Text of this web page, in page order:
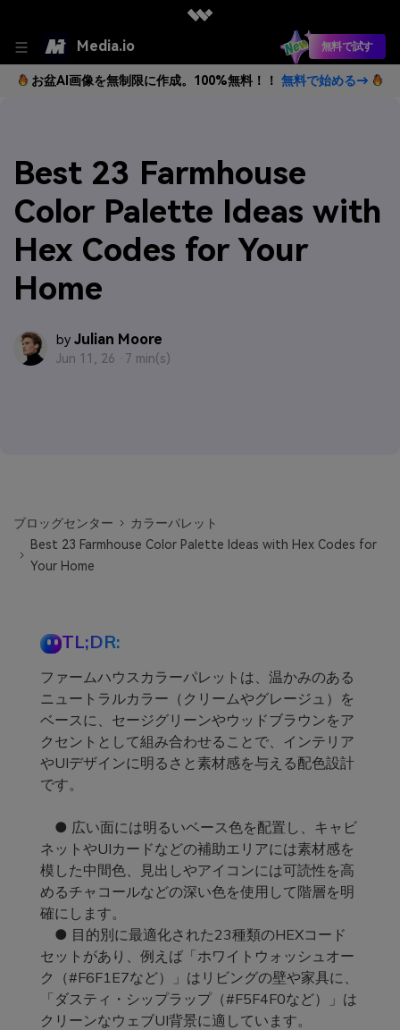
Media.io 無料で試す
お盆AI画像を無制限に作成。100%無料！！ 無料で始める→
Best 23 Farmhouse
Color Palette Ideas with
Hex Codes for Your
Home
by Julian Moore
Jun 11, 26 · 7 min(s)
ブロッグセンター
カラーパレット
Best 23 Farmhouse Color Palette Ideas with Hex Codes for
Your Home
TL;DR:
ファームハウスカラーパレットは、温かみのある
ニュートラルカラー（クリームやグレージュ）を
ベースに、セージグリーンやウッドブラウンをア
クセントとして組み合わせることで、インテリア
やUIデザインに明るさと素材感を与える配色設計
です。
● 広い面には明るいベース色を配置し、キャビ
ネットやUIカードなどの補助エリアには素材感を
模した中間色、見出しやアイコンには可読性を高
めるチャコールなどの深い色を使用して階層を明
確にします。
● 目的別に最適化された23種類のHEXコード
セットがあり、例えば「ホワイトウォッシュオー
ク（#F6F1E7など）」はリビングの壁や家具に、
「ダスティ・シップラップ（#F5F4F0など）」は
クリーンなウェブUI背景に適しています。